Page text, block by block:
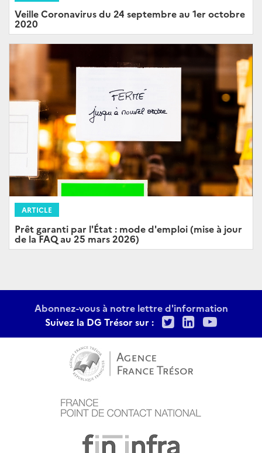
Veille Coronavirus du 24 septembre au 1er octobre
2020
ARTICLE
Prêt garanti par l'État : mode d'emploi (mise à jour
de la FAQ au 25 mars 2026)
Abonnez-vous à notre lettre d'information
Suivez la DG Trésor sur :
TwitterLinkedIn